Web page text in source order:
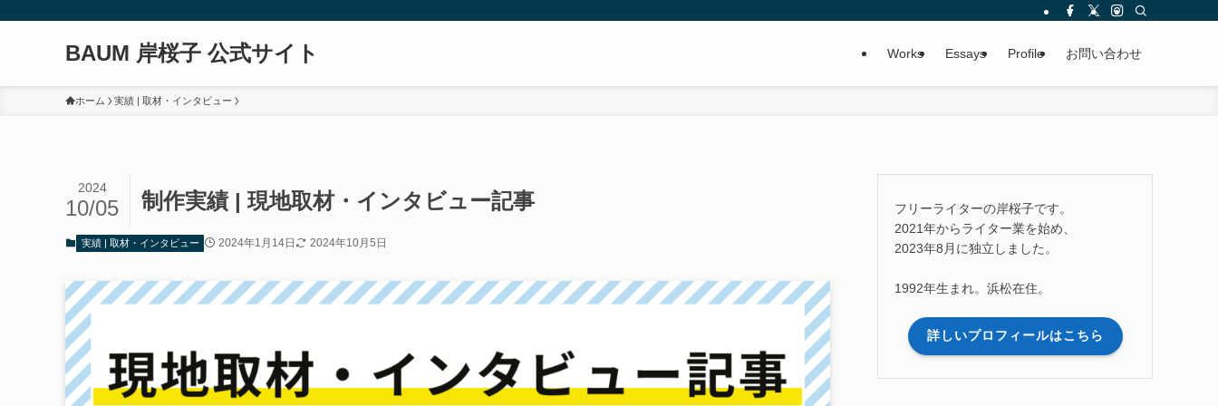
BAUM 岸桜子 公式サイト Works Essays Profile お問い合わせ
ホーム 実績 | 取材・インタビュー
制作実績 | 現地取材・インタビュー記事
2024
10/05
実績 | 取材・インタビュー 2024年1月14日 2024年10月5日
フリーライターの岸桜子です。
2021年からライター業を始め、
2023年8月に独立しました。
1992年生まれ。浜松在住。
詳しいプロフィールはこちら